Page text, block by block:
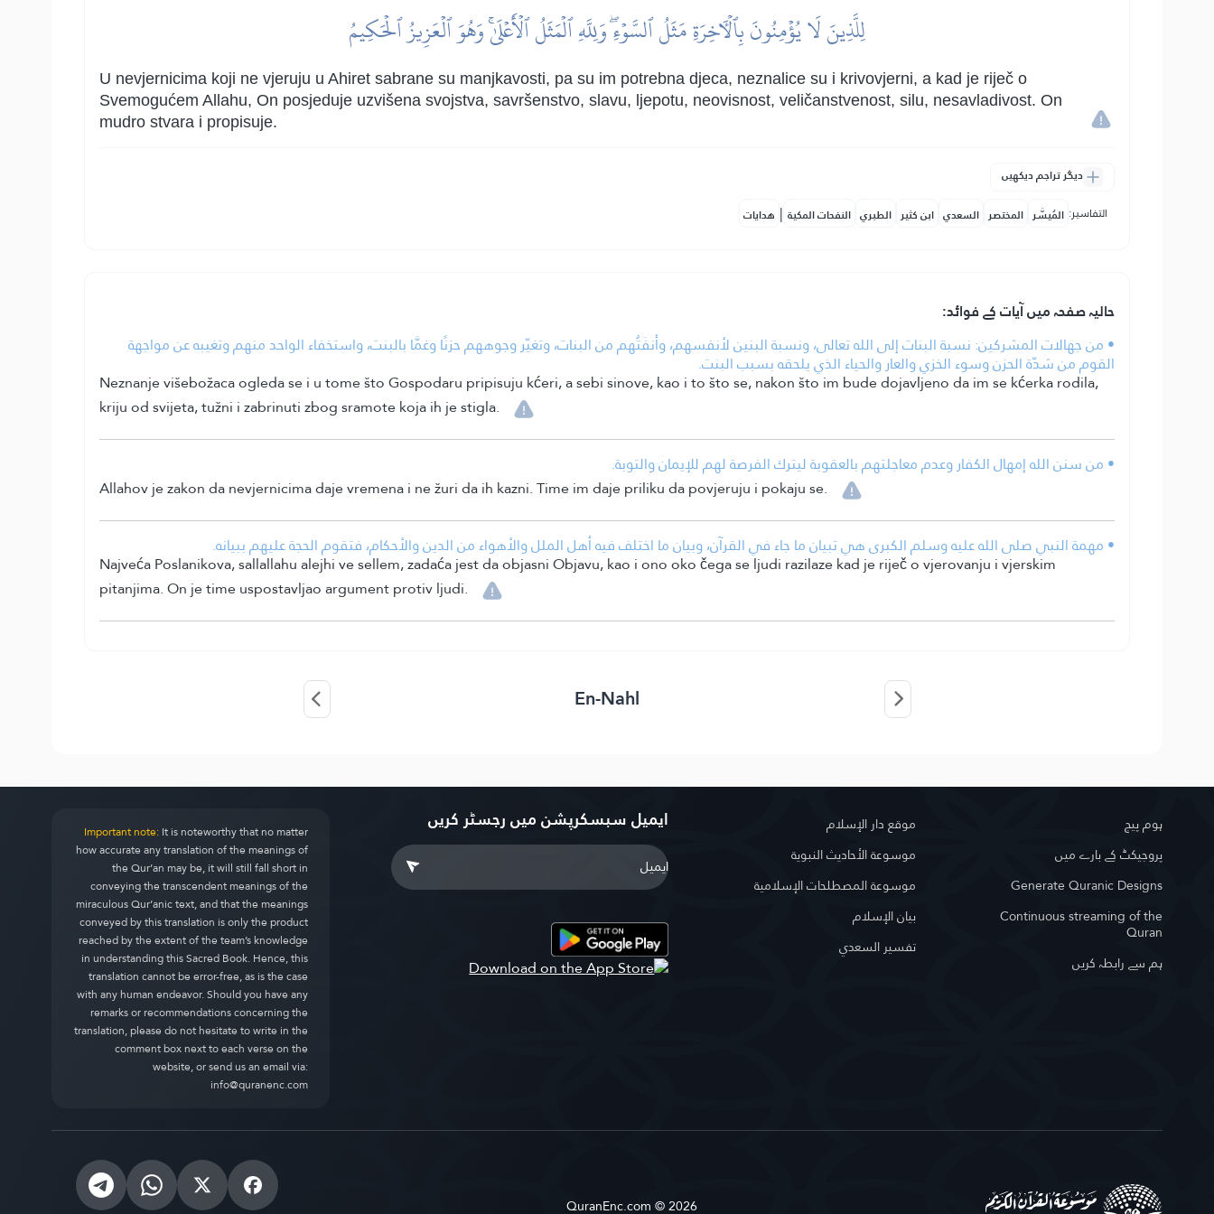
لِلَّذِينَ لَا يُؤۡمِنُونَ بِٱلۡأٓخِرَةِ مَثَلُ ٱلسَّوۡءِۖ وَلِلَّهِ ٱلۡمَثَلُ ٱلۡأَعۡلَىٰۚ وَهُوَ ٱلۡعَزِيزُ ٱلۡحَكِيمُ
U nevjernicima koji ne vjeruju u Ahiret sabrane su manjkavosti, pa su im potrebna djeca, neznalice su i krivovjerni, a kad je riječ o
Svemogućem Allahu, On posjeduje uzvišena svojstva, savršenstvo, slavu, ljepotu, neovisnost, veličanstvenost, silu, nesavladivost. On
mudro stvara i propisuje.
دیگر تراجم دیکھیں
التفاسير: المُيسَّر المختصر السعدي ابن كثير الطبري النفحات المكية | هدايات
حالیہ صفحہ میں آیات کے فوائد:
• من جهالات المشركين: نسبة البنات إلى الله تعالى، ونسبة البنين لأنفسهم، وأَنفَتُهم من البنات، وتغيّر وجوههم حزنًا وغمَّا بالبنت، واستخفاء الواحد منهم وتغيبه عن مواجهة
القوم من شدّة الحزن وسوء الخزي والعار والحياء الذي يلحقه بسبب البنت.
Neznanje višebožaca ogleda se i u tome što Gospodaru pripisuju kćeri, a sebi sinove, kao i to što se, nakon što im bude dojavljeno da im se kćerka rodila,
kriju od svijeta, tužni i zabrinuti zbog sramote koja ih je stigla.
• من سنن الله إمهال الكفار وعدم معاجلتهم بالعقوبة ليترك الفرصة لهم للإيمان والتوبة.
Allahov je zakon da nevjernicima daje vremena i ne žuri da ih kazni. Time im daje priliku da povjeruju i pokaju se.
• مهمة النبي صلى الله عليه وسلم الكبرى هي تبيان ما جاء في القرآن، وبيان ما اختلف فيه أهل الملل والأهواء من الدين والأحكام، فتقوم الحجة عليهم ببيانه.
Najveća Poslanikova, sallallahu alejhi ve sellem, zadaća jest da objasni Objavu, kao i ono oko čega se ljudi razilaze kad je riječ o vjerovanju i vjerskim
pitanjima. On je time uspostavljao argument protiv ljudi.
En-Nahl
ہوم پیج
پروجیکٹ کے بارے میں
Generate Quranic Designs
Continuous streaming of the
Quran
ہم سے رابطہ کریں
موقع دار الإسلام
موسوعة الأحاديث النبوية
موسوعة المصطلحات الإسلامية
بيان الإسلام
تفسير السعدي
ایمیل سبسکرپشن میں رجسٹر کریں Important note:It is noteworthy that no matter
how accurate any translation of the meanings of
the Qur’an may be, it will still fall short in
conveying the transcendent meanings of the
miraculous Qur’anic text, and that the meanings
conveyed by this translation is only the product
reached by the extent of the team’s knowledge
in understanding this Sacred Book. Hence, this
translation cannot be error-free, as is the case
with any human endeavor. Should you have any
remarks or recommendations concerning the
translation, please do not hesitate to write in the
comment box next to each verse on the
website, or send us an email via:
info@quranenc.com
QuranEnc.com © 2026